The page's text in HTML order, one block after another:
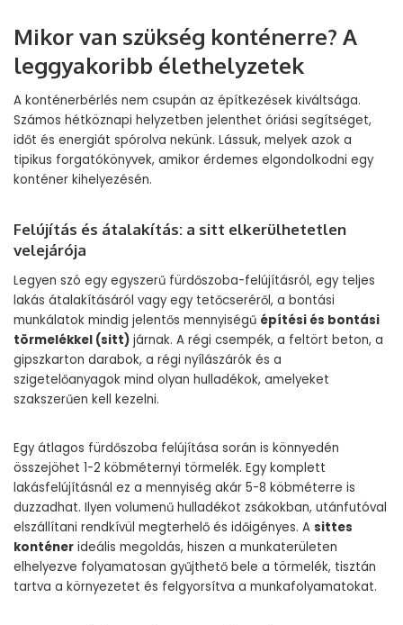
Mikor van szükség konténerre? A
leggyakoribb élethelyzetek
A konténerbérlés nem csupán az építkezések kiváltsága.
Számos hétköznapi helyzetben jelenthet óriási segítséget,
időt és energiát spórolva nekünk. Lássuk, melyek azok a
tipikus forgatókönyvek, amikor érdemes elgondolkodni egy
konténer kihelyezésén.
Felújítás és átalakítás: a sitt elkerülhetetlen
velejárója
Legyen szó egy egyszerű fürdőszoba-felújításról, egy teljes
lakás átalakításáról vagy egy tetőcseréről, a bontási
munkálatok mindig jelentős mennyiségű építési és bontási
törmelékkel (sitt) járnak. A régi csempék, a feltört beton, a
gipszkarton darabok, a régi nyílászárók és a
szigetelőanyagok mind olyan hulladékok, amelyeket
szakszerűen kell kezelni.
Egy átlagos fürdőszoba felújítása során is könnyedén
összejöhet 1-2 köbméternyi törmelék. Egy komplett
lakásfelújításnál ez a mennyiség akár 5-8 köbméterre is
duzzadhat. Ilyen volumenű hulladékot zsákokban, utánfutóval
elszállítani rendkívül megterhelő és időigényes. A sittes
konténer ideális megoldás, hiszen a munkaterületen
elhelyezve folyamatosan gyűjthető bele a törmelék, tisztán
tartva a környezetet és felgyorsítva a munkafolyamatokat.